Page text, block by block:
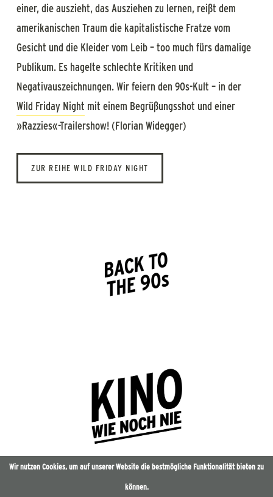
einer, die auszieht, das Ausziehen zu lernen, reißt dem
amerikanischen Traum die kapitalistische Fratze vom
Gesicht und die Kleider vom Leib – too much fürs damalige
Publikum. Es hagelte schlechte Kritiken und
Negativauszeichnungen. Wir feiern den 90s-Kult – in der
Wild Friday Night mit einem Begrüßungsshot und einer
»Razzies«-Trailershow! (Florian Widegger)
ZUR REIHE WILD FRIDAY NIGHT
Wir nutzen Cookies, um auf unserer Website die bestmögliche Funktionalität bieten zu
können.